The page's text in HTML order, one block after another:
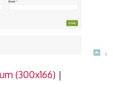
(300x166) |